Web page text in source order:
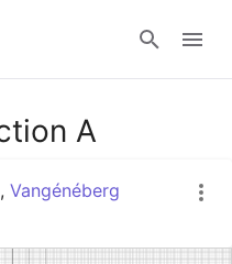
A
, Vangénéberg